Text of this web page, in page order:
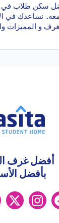
سكن طلاب في
من 0 جامعه..
و المميزات
أفضل غرف
بأفضل